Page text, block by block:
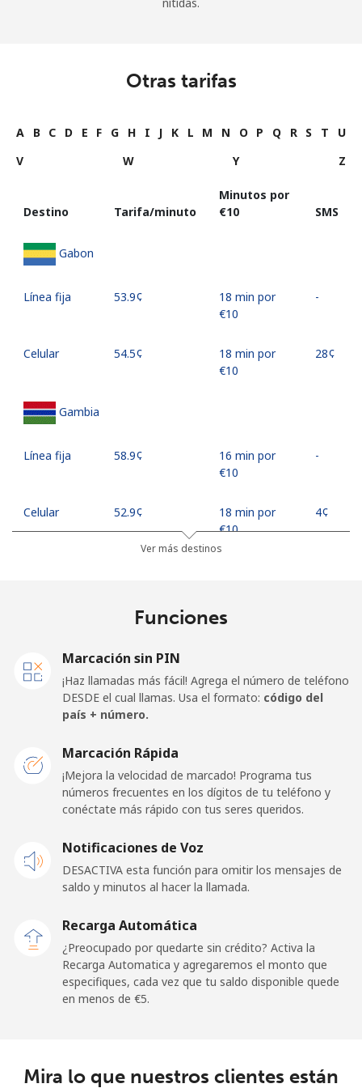
Otras tarifas
A B C D E F G H I J K L M N O P Q R S T
U
V
W Y Z
Destino Tarifa/minuto
Minutos por
⁦€10⁩
SMS
Gabon
Línea fija ⁦53.9¢⁩
18 min por
⁦€10⁩
-
Celular ⁦54.5¢⁩
18 min por
⁦€10⁩
⁦28¢⁩
Gambia
Línea fija ⁦58.9¢⁩
16 min por
⁦€10⁩
-
Celular ⁦52.9¢⁩
18 min por
⁦€10⁩
⁦4¢⁩
⁦29.5¢⁩
33 min por
Celular
⁦€10⁩
Línea fija ⁦1.5¢⁩
665 min por
⁦€10⁩
Ghana
Línea fija ⁦32.5¢⁩
⁦€10⁩
⁦25.9¢⁩
38 min por
-
Ver más destinos
Funciones
Marcación sin PIN
¡Haz llamadas más fácil! Agrega el número de teléfono
DESDE el cual llamas. Usa el formato: código del
país + número.
Marcación Rápida
¡Mejora la velocidad de marcado! Programa tus
números frecuentes en los dígitos de tu teléfono y
conéctate más rápido con tus seres queridos.
Notificaciones de Voz
DESACTIVA esta función para omitir los mensajes de
saldo y minutos al hacer la llamada.
Recarga Automática
¿Preocupado por quedarte sin crédito? Activa la
Recarga Automatica y agregaremos el monto que
especifiques, cada vez que tu saldo disponible quede
en menos de ⁦€5⁩.
Mira lo que nuestros clientes están